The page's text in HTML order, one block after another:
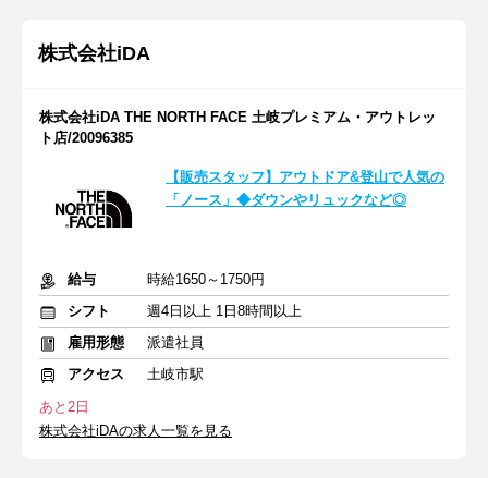
株式会社iDA
株式会社iDA THE NORTH FACE 土岐プレミアム・アウトレッ
ト店/20096385
【販売スタッフ】アウトドア&登山で人気の
「ノース」◆ダウンやリュックなど◎
給与
時給1650～1750円
シフト
週4日以上 1日8時間以上
雇用形態
派遣社員
アクセス
土岐市駅
あと2日
株式会社iDAの求人一覧を見る